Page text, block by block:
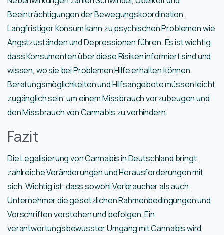
Beeinträchtigungen der Bewegungskoordination.
Langfristiger Konsum kann zu psychischen Problemen wie
Angstzuständen und Depressionen führen. Es ist wichtig,
dass Konsumenten über diese Risiken informiert sind und
wissen, wo sie bei Problemen Hilfe erhalten können.
Beratungsmöglichkeiten und Hilfsangebote müssen leicht
zugänglich sein, um einem Missbrauch vorzubeugen und
den Missbrauch von Cannabis zu verhindern.
Fazit
Die Legalisierung von Cannabis in Deutschland bringt
zahlreiche Veränderungen und Herausforderungen mit
sich. Wichtig ist, dass sowohl Verbraucher als auch
Unternehmer die gesetzlichen Rahmenbedingungen und
Vorschriften verstehen und befolgen. Ein
verantwortungsbewusster Umgang mit Cannabis wird